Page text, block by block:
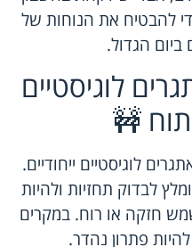
להבטיח את הנוחות של
הגדול.
לוגיסטיים
🚧
לוגיסטיים ייחודיים.
לבדוק תחזיות ולהיות
חזקה או רוח. במקרים
פתרון נהדר.